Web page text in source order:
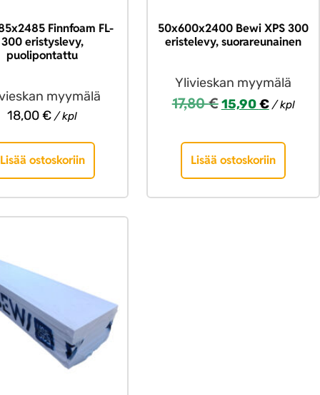
Finnfoam FL-
300 eristyslevy,
puolipontattu
myymälä
18,00€ / kpl
Lisää ostoskoriin
50x600x2400 Bewi XPS 300
eristelevy, suorareunainen
Ylivieskan myymälä
17,80€15,90€/ kpl
Lisää ostoskoriin